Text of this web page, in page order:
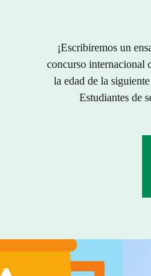
¡Escribiremos un
concurso internacional
la edad de la
Estudiantes de